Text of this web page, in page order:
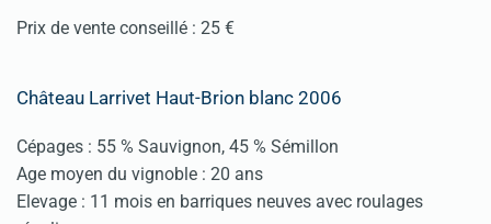
Prix de vente conseillé : 25 €
Château Larrivet Haut-Brion blanc 2006
Cépages : 55 % Sauvignon, 45 % Sémillon
Age moyen du vignoble : 20 ans
Elevage : 11 mois en barriques neuves avec roulages